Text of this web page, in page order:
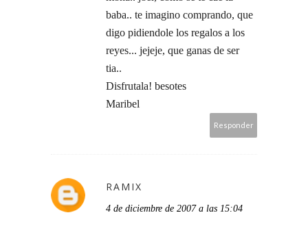
baba.. te imagino comprando, que
digo pidiendole los regalos a los
reyes... jejeje, que ganas de ser
tia..
Disfrutala! besotes
Maribel
Responder
RAMIX
4 de diciembre de 2007 a las 15:04